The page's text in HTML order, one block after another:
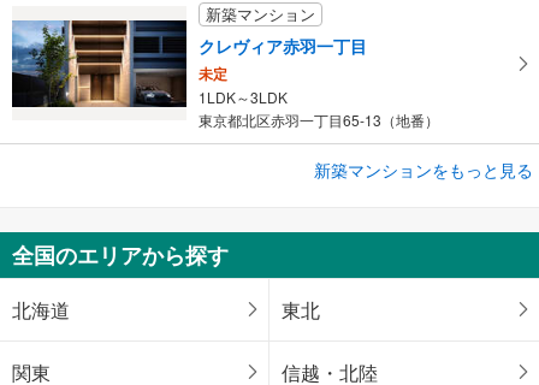
新築マンション
クレヴィア赤羽一丁目
未定
1LDK～3LDK
東京都北区赤羽一丁目65-13（地番）
新築マンション
未定
1LDK～3LDK
東京都渋谷区千駄ヶ谷五丁目23-46他（地番）
新築マンションをもっと見る
全国のエリアから探す
北海道 東北
関東 信越・北陸